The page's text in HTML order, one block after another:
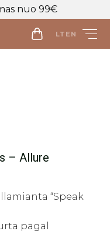
nuo 99€
LT EN
– Allure
“Speak
pagal